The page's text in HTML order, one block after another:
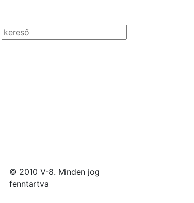
© 2010 V-8. Minden jog
fenntartva